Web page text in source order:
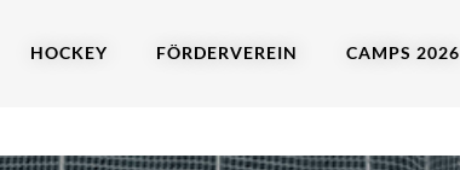
HOCKEY FÖRDERVEREIN CAMPS 2026